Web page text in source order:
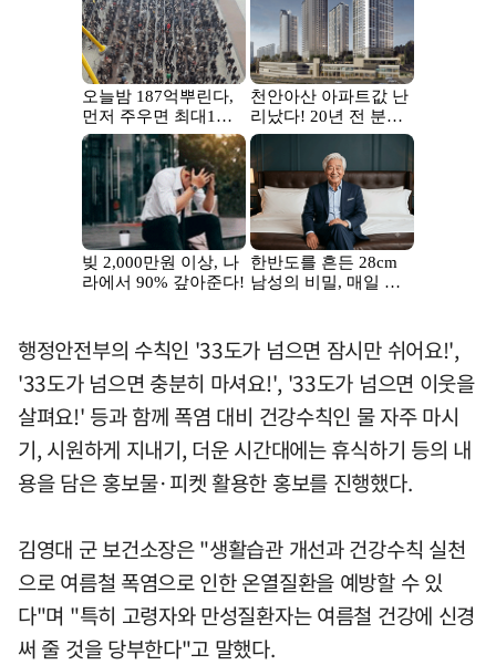
행정안전부의 수칙인 '33도가 넘으면 잠시만 쉬어요!',
'33도가 넘으면 충분히 마셔요!', '33도가 넘으면 이웃을
살펴요!' 등과 함께 폭염 대비 건강수칙인 물 자주 마시
기, 시원하게 지내기, 더운 시간대에는 휴식하기 등의 내
용을 담은 홍보물·피켓 활용한 홍보를 진행했다.
김영대 군 보건소장은 "생활습관 개선과 건강수칙 실천
으로 여름철 폭염으로 인한 온열질환을 예방할 수 있
다"며 "특히 고령자와 만성질환자는 여름철 건강에 신경
써 줄 것을 당부한다"고 말했다.